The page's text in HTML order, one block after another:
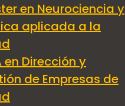
en Neurociencia y
aplicada a la
en Dirección y
de Empresas de